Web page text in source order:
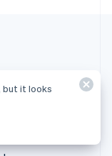
but it looks